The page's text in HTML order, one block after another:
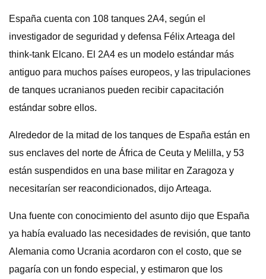
España cuenta con 108 tanques 2A4, según el
investigador de seguridad y defensa Félix Arteaga del
think-tank Elcano. El 2A4 es un modelo estándar más
antiguo para muchos países europeos, y las tripulaciones
de tanques ucranianos pueden recibir capacitación
estándar sobre ellos.
Alrededor de la mitad de los tanques de España están en
sus enclaves del norte de África de Ceuta y Melilla, y 53
están suspendidos en una base militar en Zaragoza y
necesitarían ser reacondicionados, dijo Arteaga.
Una fuente con conocimiento del asunto dijo que España
ya había evaluado las necesidades de revisión, que tanto
Alemania como Ucrania acordaron con el costo, que se
pagaría con un fondo especial, y estimaron que los